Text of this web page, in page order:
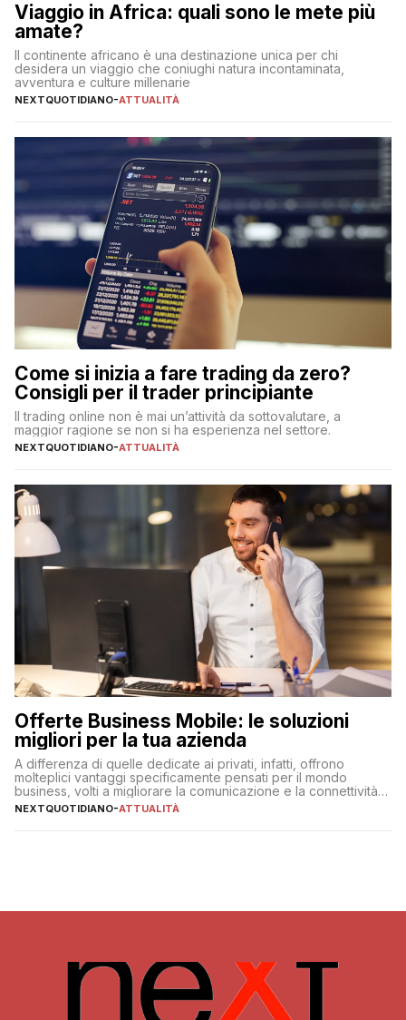
Viaggio in Africa: quali sono le mete più
amate?
Il continente africano è una destinazione unica per chi
desidera un viaggio che coniughi natura incontaminata,
avventura e culture millenarie
NEXTQUOTIDIANO-ATTUALITÀ
Come si inizia a fare trading da zero?
Consigli per il trader principiante
Il trading online non è mai un’attività da sottovalutare, a
maggior ragione se non si ha esperienza nel settore.
NEXTQUOTIDIANO-ATTUALITÀ
Offerte Business Mobile: le soluzioni
migliori per la tua azienda
A differenza di quelle dedicate ai privati, infatti, offrono
molteplici vantaggi specificamente pensati per il mondo
business, volti a migliorare la comunicazione e la connettività
degli utenti
NEXTQUOTIDIANO-ATTUALITÀ